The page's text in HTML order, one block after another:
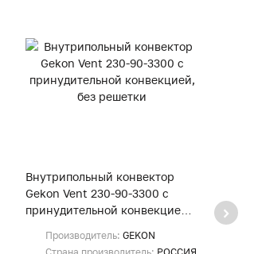
Внутрипольный конвектор
Gekon Vent 230-90-3300 с
принудительной конвекцией,
Производитель:GEKON
без